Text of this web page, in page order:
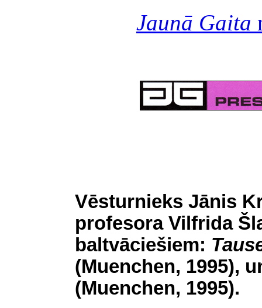
Jaunā Gaita
Vēsturnieks Jānis
profesora Vilfrida
baltvāciešiem:
(Muenchen, 1995),
(Muenchen, 1995).